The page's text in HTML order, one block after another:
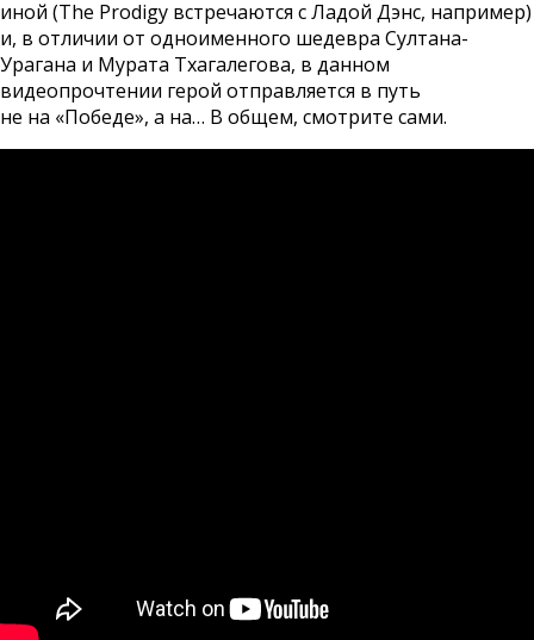
иной (The Prodigy встречаются с Ладой Дэнс, например)
и, в отличии от одноименного шедевра Султана-
Урагана и Мурата Тхагалегова, в данном
видеопрочтении герой отправляется в путь
не на «Победе», а на… В общем, смотрите сами.